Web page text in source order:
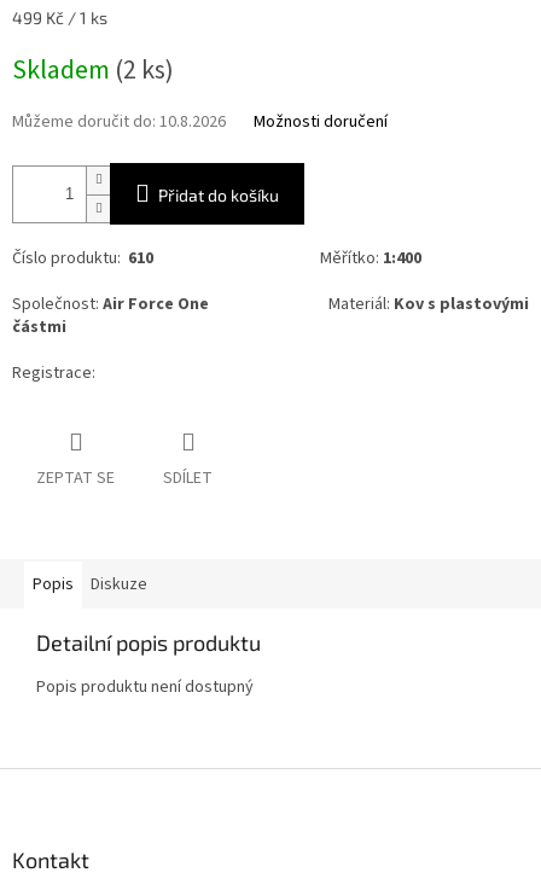
Měrná
499 Kč / 1 ks
Skladem (2 ks)
Můžeme doručit do: 10.8.2026 Možnosti doručení
Přidat do košíku
Číslo produktu: 610 Měřítko: 1:400
Společnost: Air Force One Materiál: Kov s plastovými
částmi
Registrace:
ZEPTAT SE SDÍLET
Popis Diskuze
Detailní popis produktu
Popis produktu není dostupný
Kontakt